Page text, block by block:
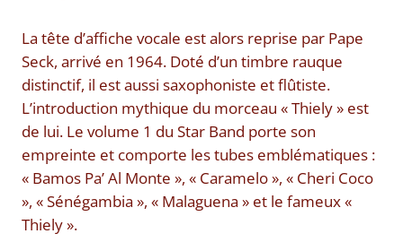
La tête d’affiche vocale est alors reprise par Pape
Seck, arrivé en 1964. Doté d’un timbre rauque
distinctif, il est aussi saxophoniste et flûtiste.
L’introduction mythique du morceau « Thiely » est
de lui. Le volume 1 du Star Band porte son
empreinte et comporte les tubes emblématiques :
« Bamos Pa’ Al Monte », « Caramelo », « Cheri Coco
», « Sénégambia », « Malaguena » et le fameux «
Thiely ».